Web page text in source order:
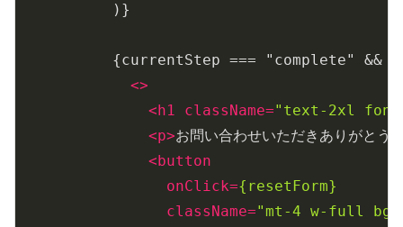
          )}
          {currentStep === "complete" && (
<>
<h1 className="text-2xl
<p>お問い合わせいただきありがとう
<button
onClick={resetForm}
className="mt-4 w-full bg-